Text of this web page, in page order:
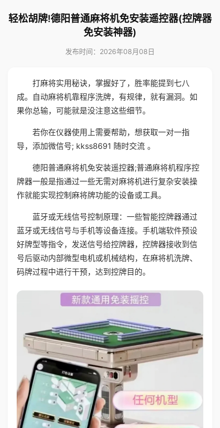
轻松胡牌!德阳普通麻将机免安装遥控器(控牌器
免安装神器)
发布时间：2026年08月08日
打麻将实用秘诀，掌握好了，胜率能提到七八
成。自动麻将机靠程序洗牌，有规律，就有漏洞。如
果你总输，可能就是没注意这些细节。
若你在仪器使用上需要帮助，想获取一对一指
导，添加微信号; kkss8691 随时交流 。
德阳普通麻将机免安装遥控器;普通麻将机程序控
牌器一般是指通过一些无需对麻将机进行复杂安装操
作就能实现控制麻将牌功能的设备或工具。
蓝牙或无线信号控制原理：一些智能控牌器通过
蓝牙或无线信号与手机等设备连接。手机端软件预设
好牌型等指令，发送信号给控牌器，控牌器接收到信
号后驱动内部微型电机或机械结构，在麻将机洗牌、
码牌过程中进行干预，达到控牌目的。